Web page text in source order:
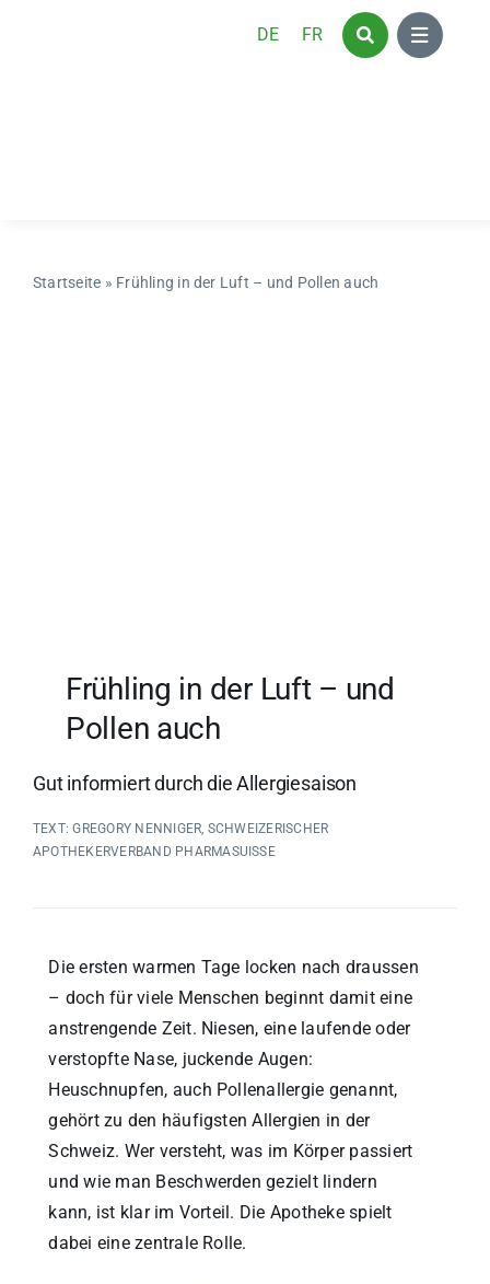
DE FR
Startseite » Frühling in der Luft – und Pollen auch
Frühling in der Luft – und
Pollen auch
Gut informiert durch die Allergiesaison
TEXT: GREGORY NENNIGER, SCHWEIZERISCHER
APOTHEKERVERBAND PHARMASUISSE
Die ersten warmen Tage locken nach draussen
– doch für viele Menschen beginnt damit eine
anstrengende Zeit. Niesen, eine laufende oder
verstopfte Nase, juckende Augen:
Heuschnupfen, auch Pollenallergie genannt,
gehört zu den häufigsten Allergien in der
Schweiz. Wer versteht, was im Körper passiert
und wie man Beschwerden gezielt lindern
kann, ist klar im Vorteil. Die Apotheke spielt
dabei eine zentrale Rolle.